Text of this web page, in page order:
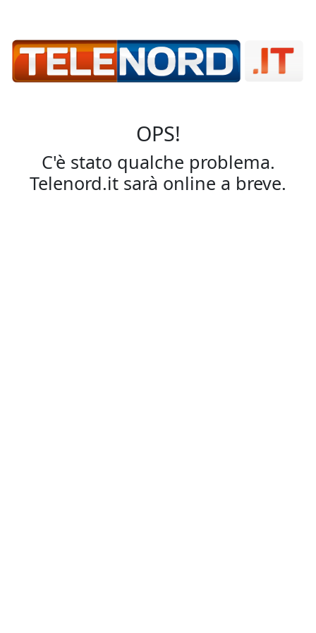
OPS!
C'è stato qualche problema.
Telenord.it sarà online a breve.